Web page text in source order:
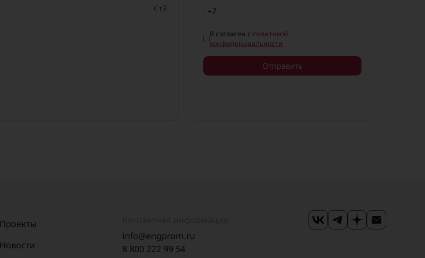
Ст3
Я согласен с политикой
конфиденциальности
Отправить
Проекты
Новости
info@engprom.ru
8 800 222 99 54